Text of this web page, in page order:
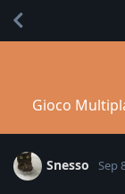
Gioco
Snesso Sep